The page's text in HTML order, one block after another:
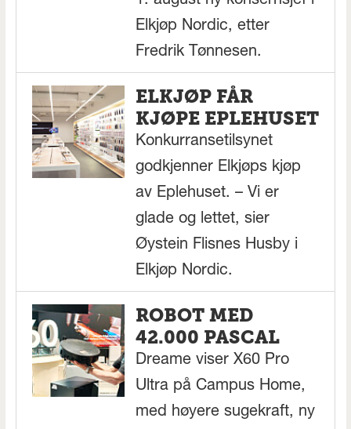
Elkjøp Nordic, etter
Fredrik Tønnesen.
ELKJØP FÅR
KJØPE EPLEHUSET
Konkurransetilsynet
godkjenner Elkjøps kjøp
av Eplehuset. – Vi er
glade og lettet, sier
Øystein Flisnes Husby i
Elkjøp Nordic.
ROBOT MED
42.000 PASCAL
Dreame viser X60 Pro
Ultra på Campus Home,
med høyere sugekraft, ny